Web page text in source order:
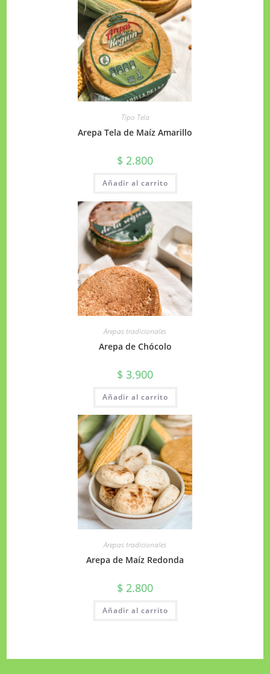
Tipo Tela
Arepa Tela de Maíz Amarillo
$ 2.800
Añadir al carrito
Arepas tradicionales
Arepa de Chócolo
$ 3.900
Añadir al carrito
Arepas tradicionales
Arepa de Maíz Redonda
$ 2.800
Añadir al carrito